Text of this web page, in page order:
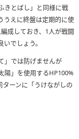
(カウント2)
(カウント1)
きとばし」と同様に戦
うえに終盤は定期的に使
成しておき、1人が戦闘
でしょう。
」では防げませんが
陽」を使用するHP100%
ーンに「うけながしの